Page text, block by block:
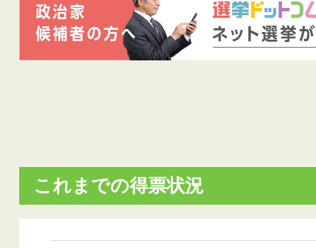
これまでの得票状況